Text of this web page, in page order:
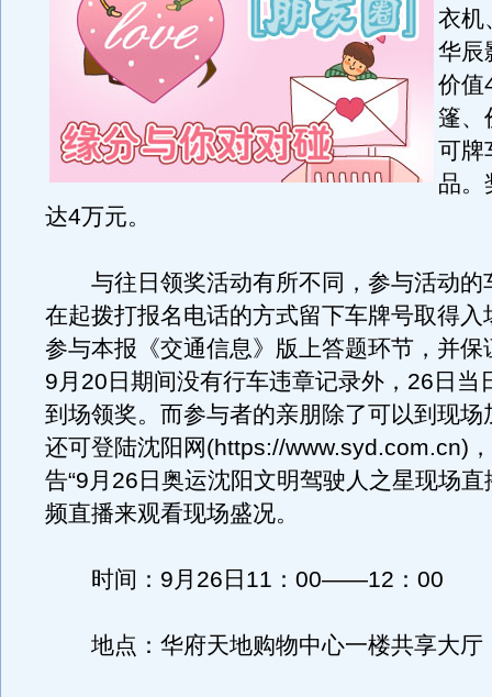
衣机
华辰
价值
篷、
可牌
品。
达4万元。
与往日领奖活动有所不同，参与活动的
在起拨打报名电话的方式留下车牌号取得入
参与本报《交通信息》版上答题环节，并保
9月20日期间没有行车违章记录外，26日当
到场领奖。而参与者的亲朋除了可以到现场
还可登陆沈阳网(https://www.syd.com.cn)
告“9月26日奥运沈阳文明驾驶人之星现场直
频直播来观看现场盛况。
时间：9月26日11：00——12：00
地点：华府天地购物中心一楼共享大厅